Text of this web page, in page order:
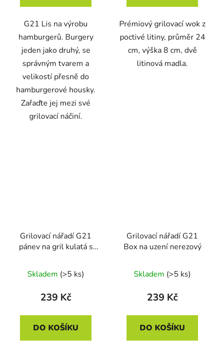
G21 Lis na výrobu
hamburgerů. Burgery
jeden jako druhý, se
správným tvarem a
velikostí přesně do
hamburgerové housky.
Zařaďte jej mezi své
grilovací náčiní.
Prémiový grilovací wok z
poctivé litiny, průměr 24
cm, výška 8 cm, dvě
litinová madla.
Grilovací nářadí G21
pánev na gril kulatá s
Skladem (>5 ks)
239 Kč
DO KOŠÍKU
Grilovací nářadí G21
Box na uzení nerezový
Skladem (>5 ks)
239 Kč
DO KOŠÍKU